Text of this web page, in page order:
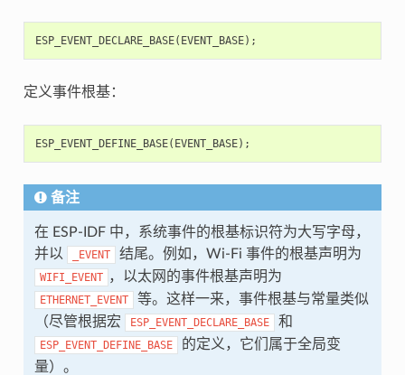
ESP_EVENT_DECLARE_BASE( EVENT_BASE);
定义事件根基：
ESP_EVENT_DEFINE_BASE( EVENT_BASE);
备注
在 ESP-IDF 中，系统事件的根基标识符为大写字母，
并以
_EVENT 结尾。例如，Wi-Fi 事件的根基声明为
WIFI_EVENT ，以太网的事件根基声明为
ETHERNET_EVENT
等。这样一来，事件根基与常量类似
（尽管根据宏
ESP_EVENT_DECLARE_BASE 和
ESP_EVENT_DEFINE_BASE
的定义，它们属于全局变
量）。